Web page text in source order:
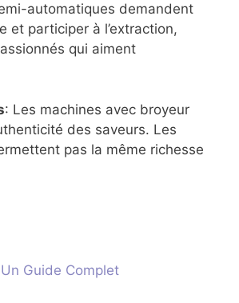
automatiques demandent
et participer à l’extraction,
qui aiment
: Les machines avec broyeur
des saveurs. Les
pas la même richesse
Guide Complet